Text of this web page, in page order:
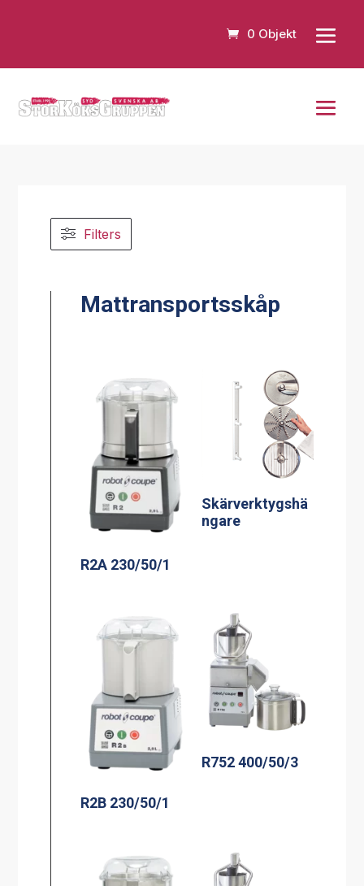
0 Objekt
Filters
Mattransportsskåp
R2A 230/50/1
Skärverktygshä
ngare
R2B 230/50/1
R752 400/50/3